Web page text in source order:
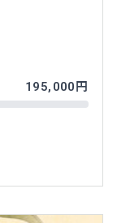
195,000円